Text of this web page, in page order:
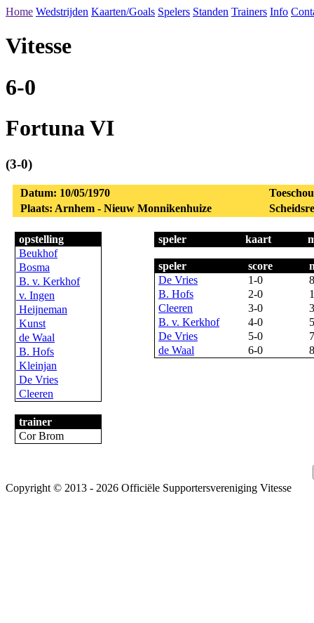
Home Wedstrijden Kaarten/Goals Spelers Standen Trainers Info
Vitesse
6-0
Fortuna VI
(3-0)
Datum: 10/05/1970
Plaats: Arnhem - Nieuw Monnikenhuize
opstelling
Beukhof
Bosma
B. v. Kerkhof
v. Ingen
Heijneman
Kunst
de Waal
B. Hofs
Kleinjan
De Vries
Cleeren
trainer
Cor Brom
speler kaart
speler score
De Vries
1-0
B. Hofs
2-0
Cleeren
3-0
B. v. Kerkhof
4-0
De Vries
5-0
de Waal
6-0
Copyright © 2013 - 2026 Officiële Supportersvereniging Vitesse